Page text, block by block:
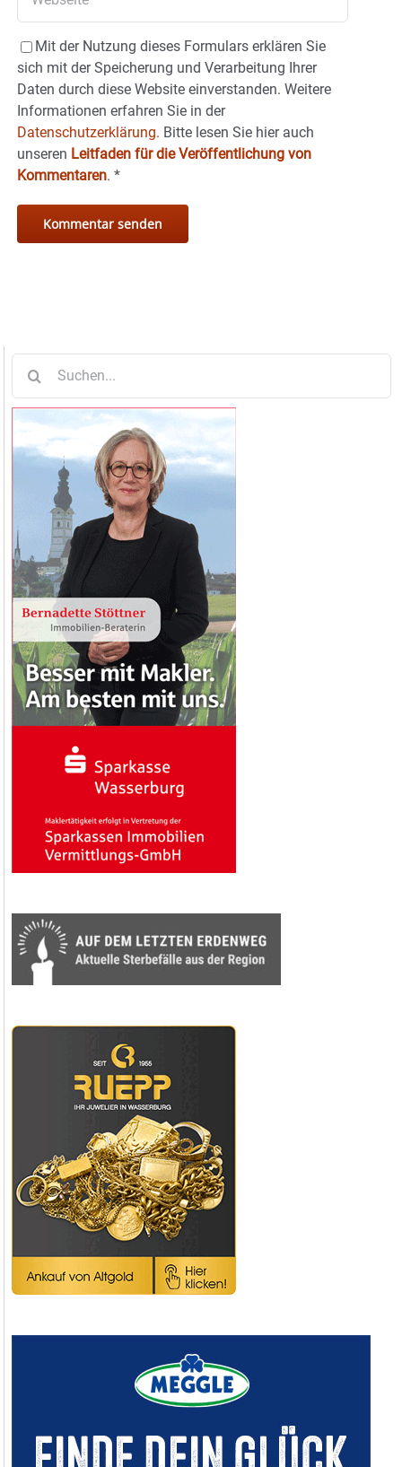
Mit der Nutzung dieses Formulars erklären Sie
sich mit der Speicherung und Verarbeitung Ihrer
Daten durch diese Website einverstanden. Weitere
Informationen erfahren Sie in der
Datenschutzerklärung. Bitte lesen Sie hier auch
unseren Leitfaden für die Veröffentlichung von
Kommentaren. *
nach: